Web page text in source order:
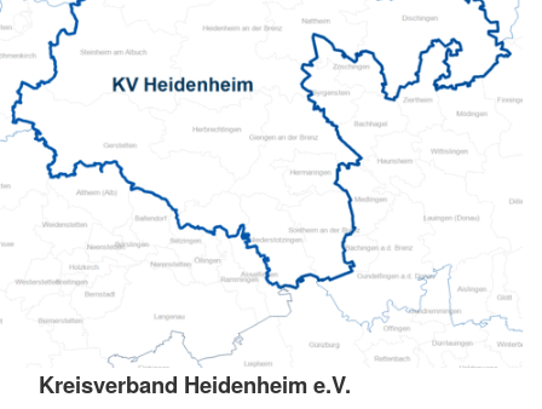
Kreisverband Heidenheim e.V.